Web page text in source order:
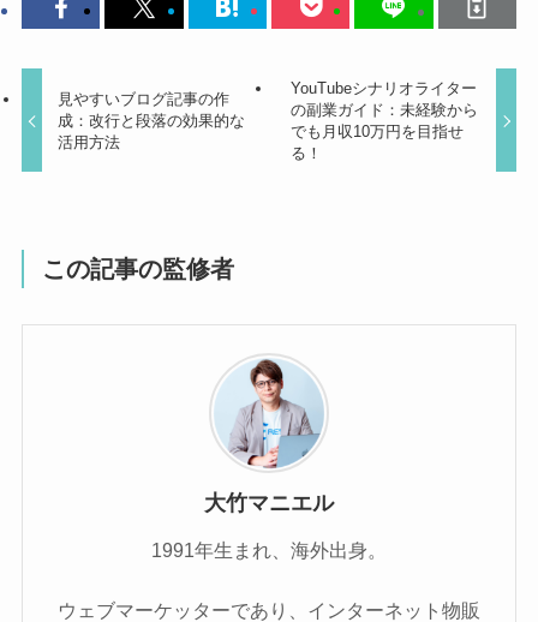
見やすいブログ記事の作
成：改行と段落の効果的な
活用方法
YouTubeシナリオライター
の副業ガイド：未経験から
でも月収10万円を目指せ
る！
この記事の監修者
大竹マニエル
1991年生まれ、海外出身。
ウェブマーケッターであり、インターネット物販